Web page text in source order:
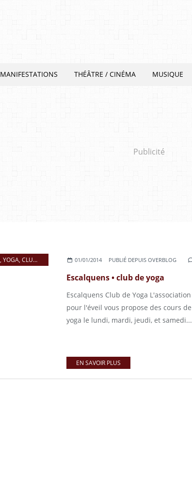
MANIFESTATIONS THÉÂTRE / CINÉMA MUSIQUE
Publicité
, YOGA, CLUBS 01/01/2014 PUBLIÉ DEPUIS OVERBLOG
Escalquens • club de yoga
Escalquens Club de Yoga L'association
pour l'éveil vous propose des cours de
yoga le lundi, mardi, jeudi, et samedi...
EN SAVOIR PLUS